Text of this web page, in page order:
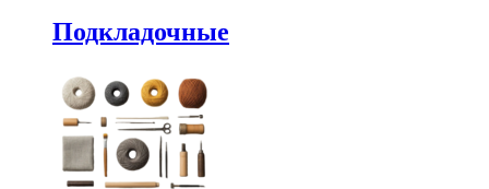
Подкладочные